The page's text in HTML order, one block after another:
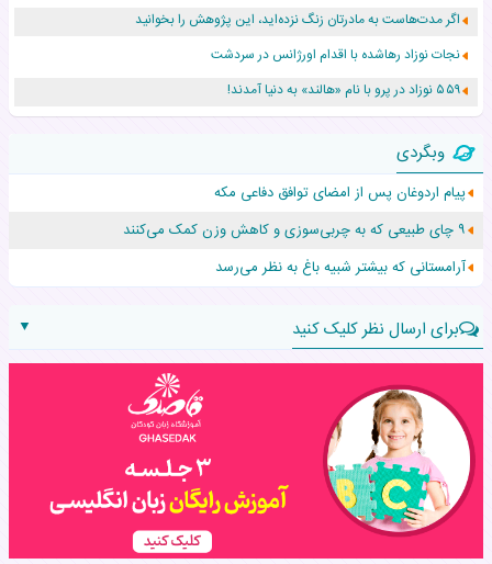
اگر مدت‌هاست به مادرتان زنگ نزده‌اید، این پژوهش را بخوانید
نجات نوزاد رهاشده با اقدام اورژانس در سردشت
۵۵۹ نوزاد در پرو با نام «هالند» به دنیا آمدند!
زن ۲۴ ساله پس از درمان سرطان رحم، مادر شد
افزایش قد این دختر، چند میلیون دلار برای پدرش خرج داشته
حرکت غیرقانونی یک پرستار، جان دوقلوها را نجات داد!
عجیب‌ترین تولد در ۵/۵/۵ امسال که همه را شوکه کرد!
وبگردی
پیام اردوغان پس از امضای توافق دفاعی مکه
۹ چای طبیعی که به چربی‌سوزی و کاهش وزن کمک می‌کنند
آرامستانی که بیشتر شبیه باغ به نظر می‌رسد
برای ارسال نظر کلیک کنید
▼
نام:
نظر: